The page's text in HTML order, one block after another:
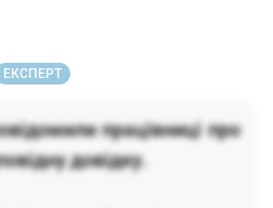
ЕКСПЕРТ
працівниці про
довідку.